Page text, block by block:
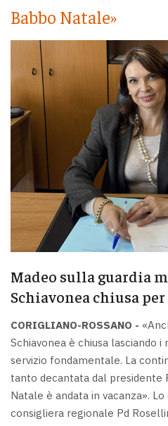
Babbo Natale»
Madeo sulla guardia
Schiavonea chiusa
CORIGLIANO-ROSSANO -
Schiavonea è chiusa lasciando i
servizio fondamentale. La
tanto decantata dal presidente
Natale è andata in vacanza».
consigliera regionale Pd